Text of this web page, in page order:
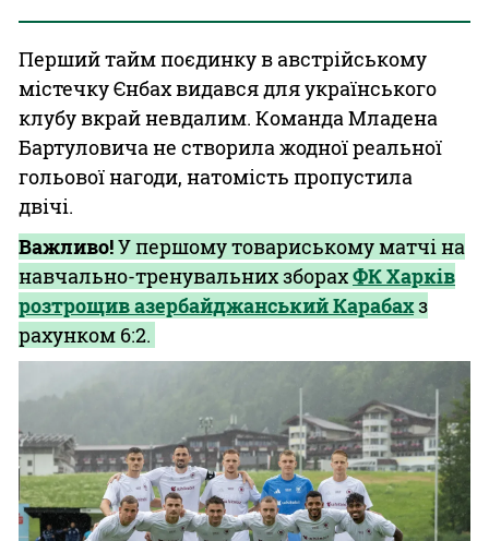
Перший тайм поєдинку в австрійському
містечку Єнбах видався для українського
клубу вкрай невдалим. Команда Младена
Бартуловича не створила жодної реальної
гольової нагоди, натомість пропустила
двічі.
Важливо!У першому товариському матчі на
навчально-тренувальних зборахФК Харків
розтрощив азербайджанський Карабахз
рахунком 6:2.